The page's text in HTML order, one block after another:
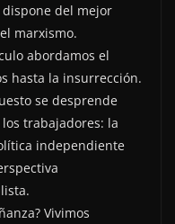
dispone del mejor
marxismo.
abordamos el
hasta la insurrección.
se desprende
trabajadores: la
independiente
Vivimos